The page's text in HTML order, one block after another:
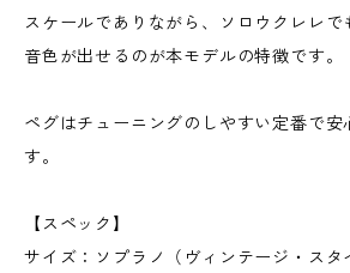
スケールでありながら、ソロウクレレで
音色が出せるのが本モデルの特徴です。
ペグはチューニングのしやすい定番で安
す。
【スペック】
サイズ：ソプラノ（ヴィンテージ・スタ